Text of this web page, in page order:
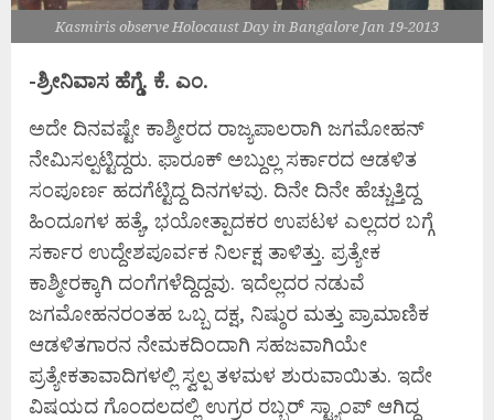
Kasmiris observe Holocaust Day in Bangalore Jan 19-2013
-ಶ್ರೀನಿವಾಸ ಹೆಗ್ಡೆ. ಕೆ. ಎಂ.
ಅದೇ ದಿನವಷ್ಟೇ ಕಾಶ್ಮೀರದ ರಾಜ್ಯಪಾಲರಾಗಿ ಜಗಮೋಹನ್
ನೇಮಿಸಲ್ಪಟ್ಟಿದ್ದರು. ಫಾರೂಕ್ ಅಬ್ದುಲ್ಲ ಸರ್ಕಾರದ ಆಡಳಿತ
ಸಂಪೂರ್ಣ ಹದಗೆಟ್ಟಿದ್ದ ದಿನಗಳವು. ದಿನೇ ದಿನೇ ಹೆಚ್ಚುತ್ತಿದ್ದ
ಹಿಂದೂಗಳ ಹತ್ಯೆ, ಭಯೋತ್ಪಾದಕರ ಉಪಟಳ ಎಲ್ಲದರ ಬಗ್ಗೆ
ಸರ್ಕಾರ ಉದ್ದೇಶಪೂರ್ವಕ ನಿರ್ಲಕ್ಷ ತಾಳಿತ್ತು. ಪ್ರತ್ಯೇಕ
ಕಾಶ್ಮೀರಕ್ಕಾಗಿ ದಂಗೆಗಳೆದ್ದಿದ್ದವು. ಇದೆಲ್ಲದರ ನಡುವೆ
ಜಗಮೋಹನರಂತಹ ಒಬ್ಬ ದಕ್ಷ, ನಿಷ್ಠುರ ಮತ್ತು ಪ್ರಾಮಾಣಿಕ
ಆಡಳಿತಗಾರನ ನೇಮಕದಿಂದಾಗಿ ಸಹಜವಾಗಿಯೇ
ಪ್ರತ್ಯೇಕತಾವಾದಿಗಳಲ್ಲಿ ಸ್ವಲ್ಪ ತಳಮಳ ಶುರುವಾಯಿತು. ಇದೇ
ವಿಷಯದ ಗೊಂದಲದಲ್ಲಿ ಉಗ್ರರ ರಬ್ಬರ್ ಸ್ಟ್ಯಾಂಪ್ ಆಗಿದ್ದ